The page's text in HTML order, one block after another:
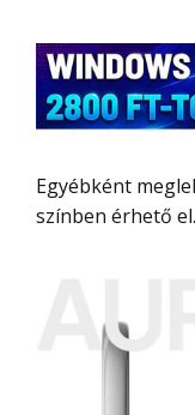
Egyébként meglehetősen jól néz ki és összesen 3
színben érhető el.